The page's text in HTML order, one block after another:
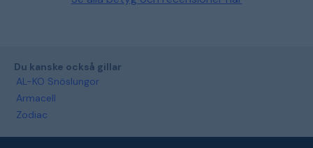
Du kanske också gillar
AL-KO Snöslungor
Armacell
Zodiac